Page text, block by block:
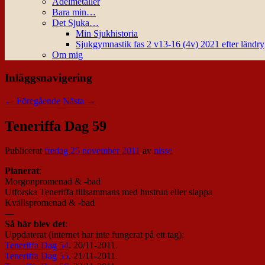
Bara min…
Det Sjuka…
Min Sjukhistoria
Sjukgymnastik fas 2 v13-16 (4v) 2021 efter
Om mig
Inläggsnavigering
← Föregående Nästa →
Teneriffa Dag 59
Publiceratfredag 25 november 2011 av nisse
Planerat:
Morgonpromenad & -bad
Utforska Teneriffa tillsammans med hustrun eller slappa
Kvällspromenad & -bad
—
Så här blev det:
Uppdaterat (internet har inte fungerat på ett tag):
Teneriffa Dag 54. 20/11-2011.
Teneriffa Dag 55. 21/11-2011.